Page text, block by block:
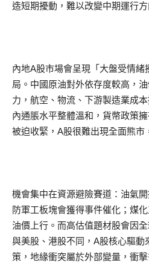
造短期擾動，難以改變中期運行方
內地A股市場會呈現「大盤受情
局。中國原油對外依存度較高，
力，航空、物流、下游製造業成
內通脹水平整體溫和，貨幣政策
被迫收緊，A股很難出現全面熊市
機會集中在資源避險賽道：油氣
防軍工板塊會獲得事件催化；煤
油價上行。而高估值題材股會因
與美股、港股不同，A股核心驅動
策，地緣衝突屬於外部變量，衝